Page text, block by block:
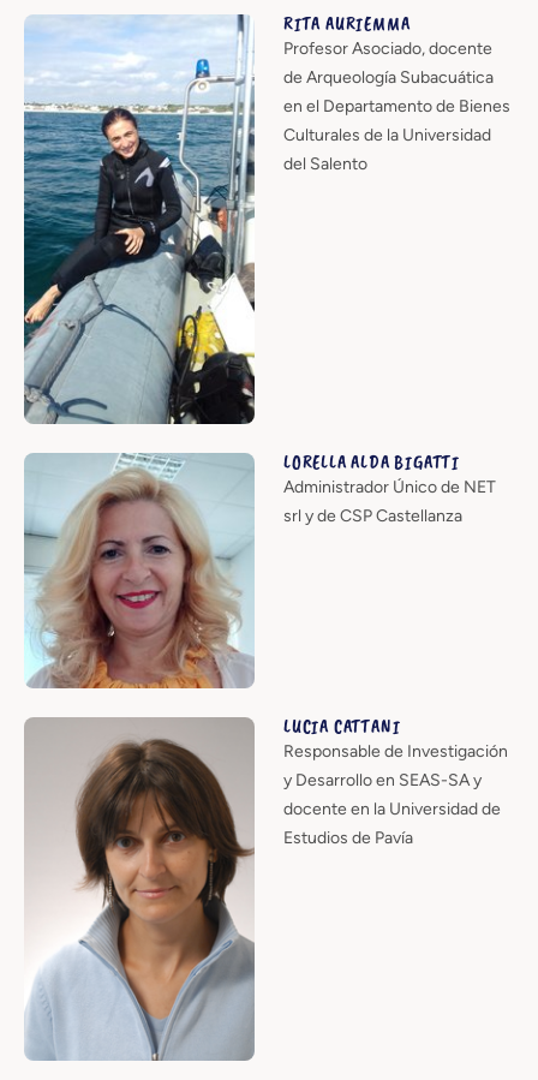
RITA AURIEMMA
Profesor Asociado, docente
de Arqueología Subacuática
en el Departamento de Bienes
Culturales de la Universidad
del Salento
LORELLA ALDA BIGATTI
Administrador Único de NET
srl y de CSP Castellanza
LUCIA CATTANI
Responsable de Investigación
y Desarrollo en SEAS-SA y
docente en la Universidad de
Estudios de Pavía